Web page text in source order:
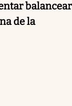
balancear
de la